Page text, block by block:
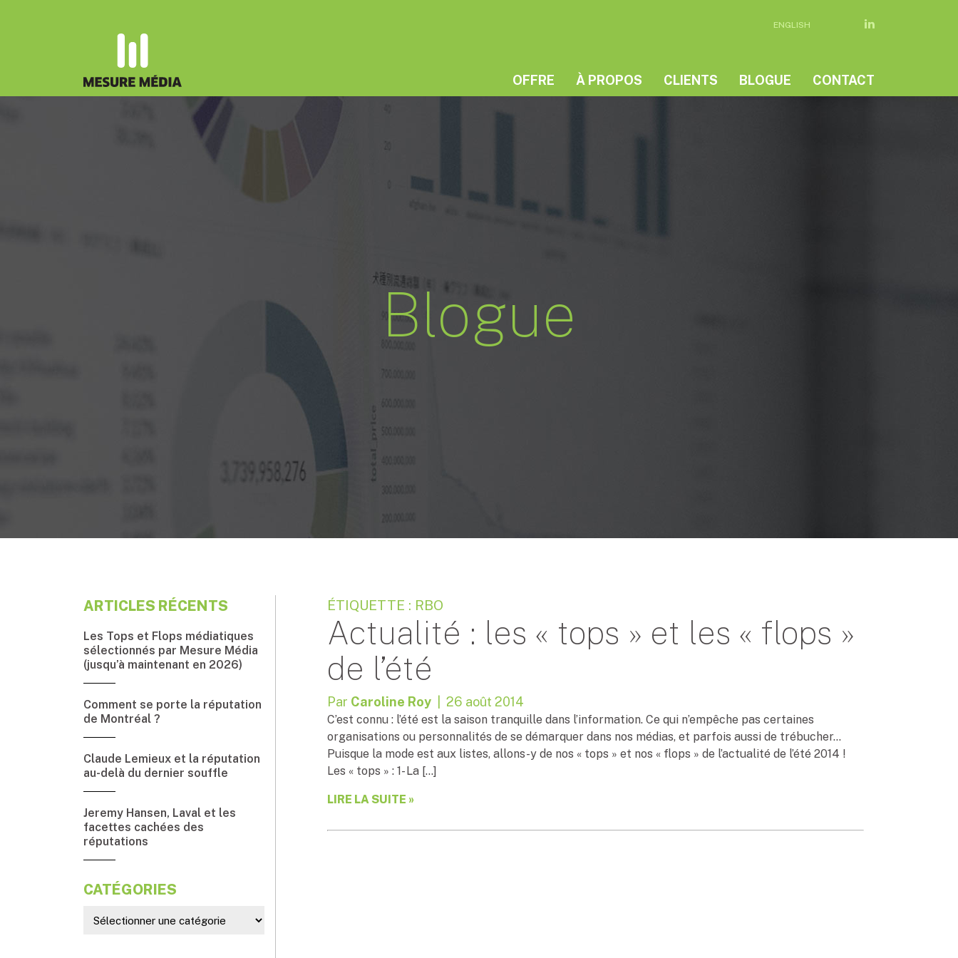
ENGLISH
OFFRE À PROPOS CLIENTS BLOGUE CONTACT
Blogue
ARTICLES RÉCENTS
Les Tops et Flops médiatiques
sélectionnés par Mesure Média
(jusqu’à maintenant en 2026)
Comment se porte la réputation
de Montréal ?
Claude Lemieux et la réputation
au-delà du dernier souffle
Jeremy Hansen, Laval et les
facettes cachées des
réputations
CATÉGORIES
ÉTIQUETTE : RBO
Actualité : les « tops » et les « flops »
de l’été
Par Caroline Roy | 26 août 2014
C’est connu : l’été est la saison tranquille dans l’information. Ce qui n’empêche pas certaines
organisations ou personnalités de se démarquer dans nos médias, et parfois aussi de trébucher…
Puisque la mode est aux listes, allons-y de nos « tops » et nos « flops » de l’actualité de l’été 2014 !
Les « tops » : 1- La […]
LIRE LA SUITE »